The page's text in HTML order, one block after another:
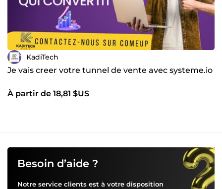
KadiTech
Je vais creer votre tunnel de vente avec systeme.io
À partir de 18,81 $US
Besoin d’aide ?
Notre service clients est à votre disposition